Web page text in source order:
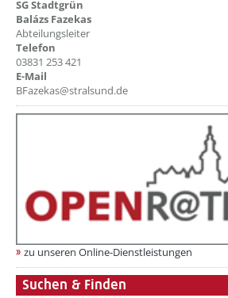
SG Stadtgrün
Balázs Fazekas
Abteilungsleiter
Telefon
03831 253 421
E-Mail
BFazekas@stralsund.de
zu unseren Online-Dienstleistungen
Suchen & Finden